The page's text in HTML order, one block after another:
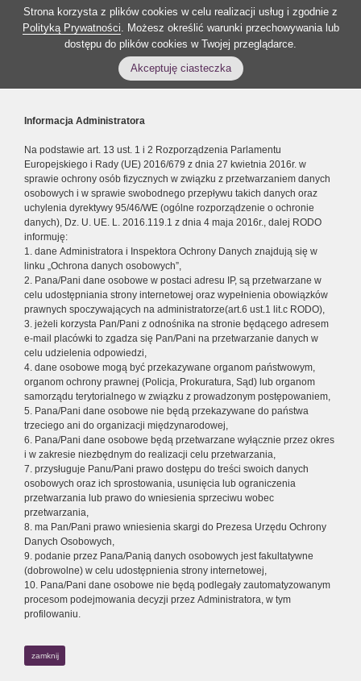
Strona korzysta z plików cookies w celu realizacji usług i zgodnie z
Polityką Prywatności. Możesz określić warunki przechowywania lub
dostępu do plików cookies w Twojej przeglądarce.
Akceptuję ciasteczka
Informacja Administratora
Na podstawie art. 13 ust. 1 i 2 Rozporządzenia Parlamentu
Europejskiego i Rady (UE) 2016/679 z dnia 27 kwietnia 2016r. w
sprawie ochrony osób fizycznych w związku z przetwarzaniem danych
osobowych i w sprawie swobodnego przepływu takich danych oraz
uchylenia dyrektywy 95/46/WE (ogólne rozporządzenie o ochronie
danych), Dz. U. UE. L. 2016.119.1 z dnia 4 maja 2016r., dalej RODO
informuję:
1. dane Administratora i Inspektora Ochrony Danych znajdują się w
linku „Ochrona danych osobowych”,
2. Pana/Pani dane osobowe w postaci adresu IP, są przetwarzane w
celu udostępniania strony internetowej oraz wypełnienia obowiązków
prawnych spoczywających na administratorze(art.6 ust.1 lit.c RODO),
3. jeżeli korzysta Pan/Pani z odnośnika na stronie będącego adresem
e-mail placówki to zgadza się Pan/Pani na przetwarzanie danych w
celu udzielenia odpowiedzi,
4. dane osobowe mogą być przekazywane organom państwowym,
organom ochrony prawnej (Policja, Prokuratura, Sąd) lub organom
samorządu terytorialnego w związku z prowadzonym postępowaniem,
5. Pana/Pani dane osobowe nie będą przekazywane do państwa
trzeciego ani do organizacji międzynarodowej,
6. Pana/Pani dane osobowe będą przetwarzane wyłącznie przez okres
i w zakresie niezbędnym do realizacji celu przetwarzania,
7. przysługuje Panu/Pani prawo dostępu do treści swoich danych
osobowych oraz ich sprostowania, usunięcia lub ograniczenia
przetwarzania lub prawo do wniesienia sprzeciwu wobec
przetwarzania,
8. ma Pan/Pani prawo wniesienia skargi do Prezesa Urzędu Ochrony
Danych Osobowych,
9. podanie przez Pana/Panią danych osobowych jest fakultatywne
(dobrowolne) w celu udostępnienia strony internetowej,
10. Pana/Pani dane osobowe nie będą podlegały zautomatyzowanym
procesom podejmowania decyzji przez Administratora, w tym
profilowaniu.
zamknij